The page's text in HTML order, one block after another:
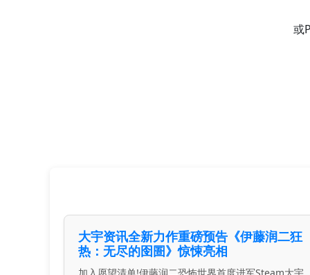
或
大宇资讯全新力作重磅预告《伊藤润二狂
热：无尽的囹圄》惊悚亮相
加入愿望清单!伊藤润二恐怖世界首度进军Steam大宇